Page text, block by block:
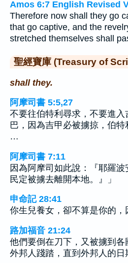
Amos 6:7 English Revised
Therefore now shall they go
that go captive, and the
stretched themselves shall
聖經寶庫 (Treasury of
shall they.
阿摩司書 5:5,27
不要往伯特利尋求，不要進
巴，因為吉甲必被擄掠，伯特
…
阿摩司書 7:11
因為阿摩司如此說：『耶羅波
民定被擄去離開本地。』」
申命記 28:41
你生兒養女，卻不算是你的，
路加福音 21:24
他們要倒在刀下，又被擄到
外邦人踐踏，直到外邦人的日